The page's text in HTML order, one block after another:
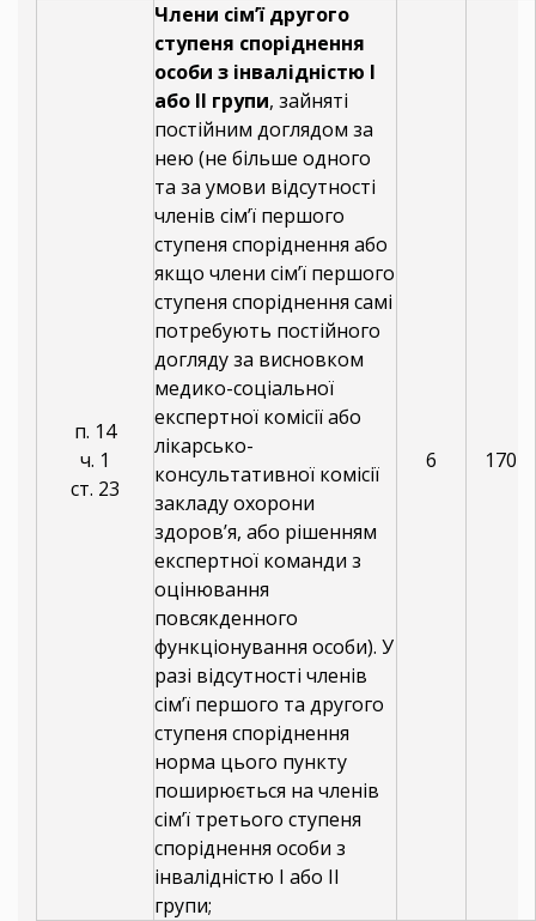
п. 14
ч. 1
ст. 23
Члени сім’ї другого
ступеня споріднення
особи з інвалідністю I
або II групи, зайняті
постійним доглядом за
нею (не більше одного
та за умови відсутності
членів сім’ї першого
ступеня споріднення або
якщо члени сім’ї першого
ступеня споріднення самі
потребують постійного
догляду за висновком
медико-соціальної
експертної комісії або
лікарсько-
консультативної комісії
закладу охорони
здоров’я, або рішенням
експертної команди з
оцінювання
повсякденного
функціонування особи). У
разі відсутності членів
сім’ї першого та другого
ступеня споріднення
норма цього пункту
поширюється на членів
сім’ї третього ступеня
споріднення особи з
інвалідністю I або II
групи;
6 170